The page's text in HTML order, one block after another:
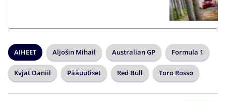
AIHEET Aljošin Mihail Australian GP Formula 1
Kvjat Daniil Pääuutiset Red Bull Toro Rosso